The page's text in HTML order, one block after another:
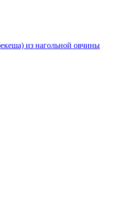
из нагольной овчины